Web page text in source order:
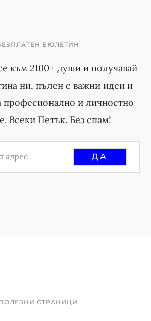
БЮЛЕТИН
към 2100+ души и получавай
ни, пълен с важни идеи и
професионално и личностно
Всеки Петък. Без спам!
СТРАНИЦИ